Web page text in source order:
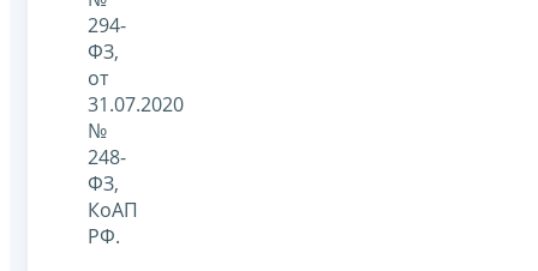
294-
ФЗ,
от
31.07.2020
№
248-
ФЗ,
КоАП
РФ.